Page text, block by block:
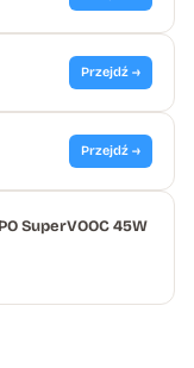
Przejdź →
Przejdź →
SuperVOOC 45W